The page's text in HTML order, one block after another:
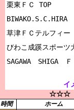
栗東ＦＣ TOP
BIWAKO.S.C.HIRA
草津ＦＣテルフィー
びわこ成蹊スポーツ
イ
☆☆☆
時間 ホーム